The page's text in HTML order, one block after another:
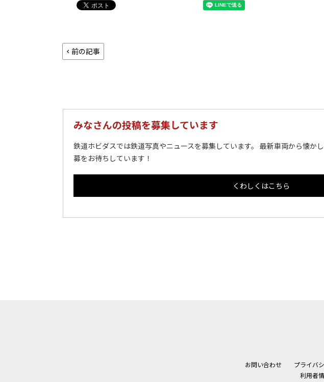
前の記事
みなさんの投稿を募集しています
鉄道ホビダスでは鉄道写真やニュースを募集しています。 最新車両から懐か
募をお待ちしています！
くわしくはこちら
お問い合わせ プライバ
利用者